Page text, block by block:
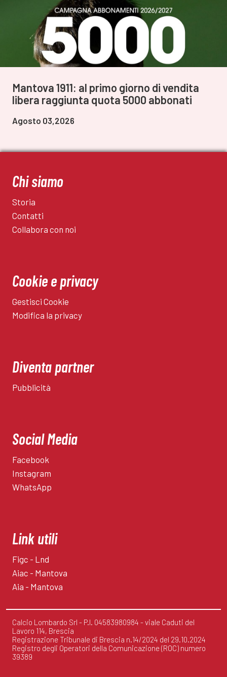
Mantova 1911: al primo giorno di vendita
libera raggiunta quota 5000 abbonati
Agosto 03,2026
Chi siamo
Storia
Contatti
Collabora con noi
Cookie e privacy
Gestisci Cookie
Modifica la privacy
Diventa partner
Pubblicità
Social Media
Facebook
Instagram
WhatsApp
Link utili
Figc - Lnd
Aiac - Mantova
Aia - Mantova
Calcio Lombardo Srl - P.I. 04583980984 - viale Caduti del
Lavoro 114, Brescia
Registrazione Tribunale di Brescia n.14/2024 del 29.10.2024
Registro degli Operatori della Comunicazione (ROC) numero
39389